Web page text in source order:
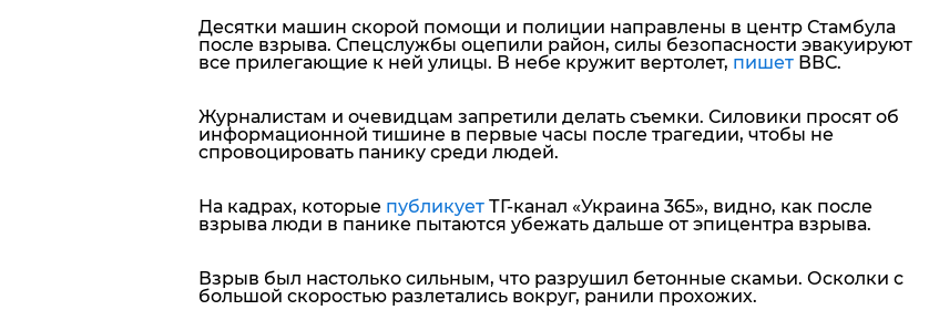
Десятки машин скорой помощи и полиции направлены в центр Стамбула
после взрыва. Спецслужбы оцепили район, силы безопасности эвакуируют
все прилегающие к ней улицы. В небе кружит вертолет, пишет ВВС.
Журналистам и очевидцам запретили делать съемки. Силовики просят об
информационной тишине в первые часы после трагедии, чтобы не
спровоцировать панику среди людей.
На кадрах, которые публикует ТГ-канал «Украина 365», видно, как после
взрыва люди в панике пытаются убежать дальше от эпицентра взрыва.
Взрыв был настолько сильным, что разрушил бетонные скамьи. Осколки с
большой скоростью разлетались вокруг, ранили прохожих.